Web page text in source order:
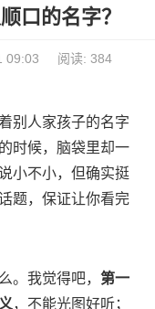
口的名字？
09:03 阅读: 384
别人家孩子的名字
时候，脑袋里却一
小不小，但确实挺
题，保证让你看完
。我觉得吧， 第一
，不能光图好听；